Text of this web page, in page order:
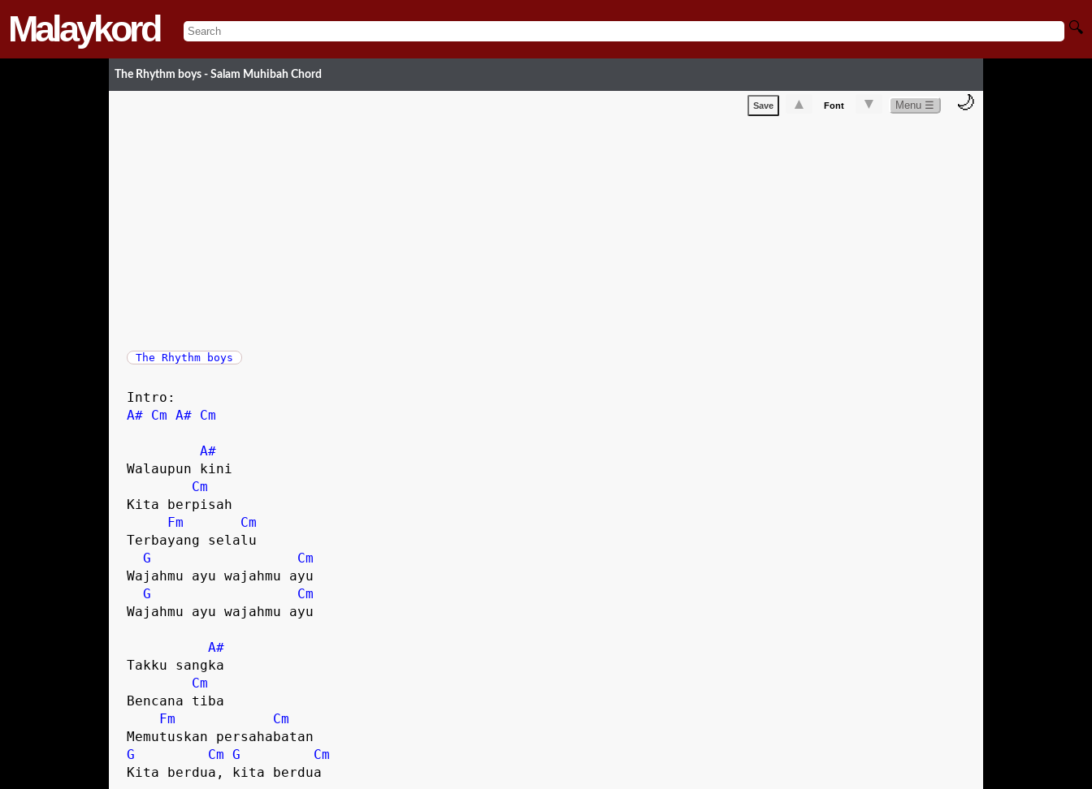
Malaykord 🔍
The Rhythm boys - Salam Muhibah Chord
Save ▲ Font ▼ Menu ☰ 🌙
The Rhythm boys
A# Cm A# Cm
A#
Walaupun kini
Cm
Kita berpisah
Fm
Cm
Terbayang selalu
G
Cm
Wajahmu ayu wajahmu ayu
G
Cm
Wajahmu ayu wajahmu ayu
A#
Takku sangka
Cm
Bencana tiba
Fm
Cm
G
Cm G
Cm
Kita berdua, kita berdua